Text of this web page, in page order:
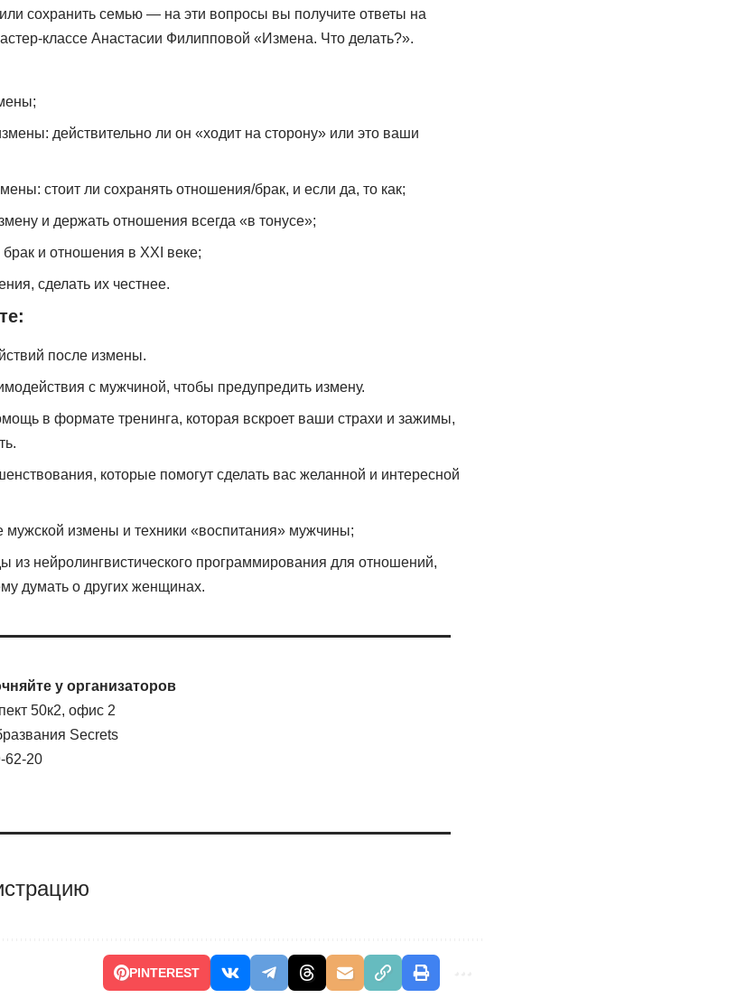
сохранить семью — на эти вопросы вы получите ответы на
классе Анастасии Филипповой «Измена. Что делать?».
действительно ли он «ходит на сторону» или это ваши
стоит ли сохранять отношения/брак, и если да, то как;
и держать отношения всегда «в тонусе»;
и отношения в XXI веке;
сделать их честнее.
после измены.
с мужчиной, чтобы предупредить измену.
в формате тренинга, которая вскроет ваши страхи и зажимы,
которые помогут сделать вас желанной и интересной
мужской измены и техники «воспитания» мужчины;
из нейролингвистического программирования для отношений,
думать о других женщинах.
у организаторов
50к2, офис 2
Secrets
62-20
PINTEREST